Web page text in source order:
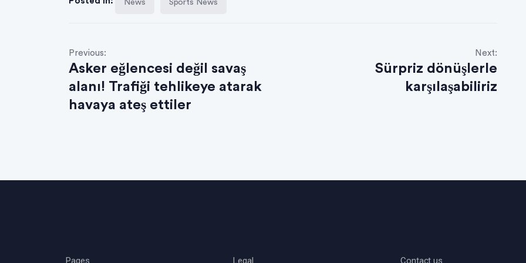
News Sports News
Previous:
Asker eğlencesi değil savaş
alanı! Trafiği tehlikeye atarak
havaya ateş ettiler
Next:
Sürpriz dönüşlerle
karşılaşabiliriz
Pages Legal Contact us